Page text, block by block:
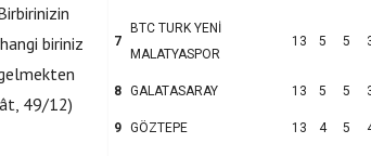
biriniz
49/12)
7
BTC TURK YENİ
MALATYASPOR
13 5 5
8 GALATASARAY 13 5 5
9 GÖZTEPE 13 4 5